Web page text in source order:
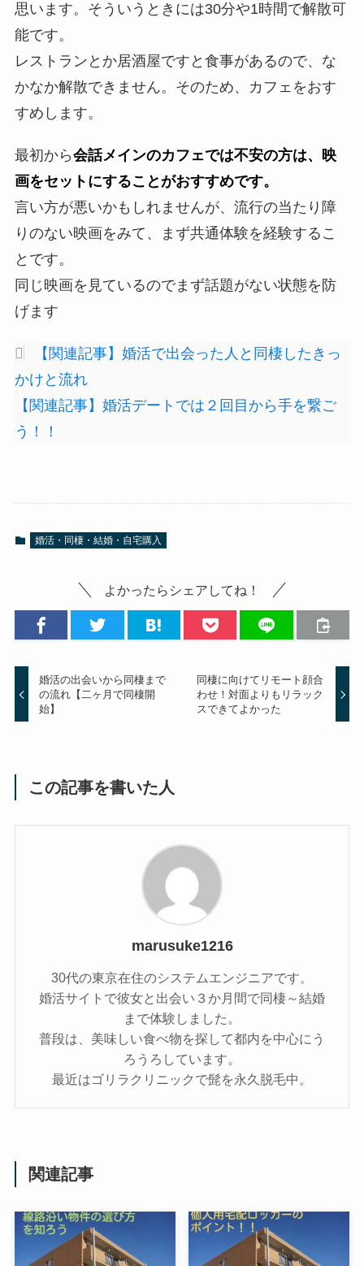
思います。そういうときには30分や1時間で解散可
能です。
レストランとか居酒屋ですと食事があるので、な
かなか解散できません。そのため、カフェをおす
すめします。
最初から会話メインのカフェでは不安の方は、映
画をセットにすることがおすすめです。
言い方が悪いかもしれませんが、流行の当たり障
りのない映画をみて、まず共通体験を経験するこ
とです。
同じ映画を見ているのでまず話題がない状態を防
げます
【関連記事】婚活で出会った人と同棲したきっ
かけと流れ
【関連記事】婚活デートでは２回目から手を繋ご
う！！
婚活・同棲・結婚・自宅購入
よかったらシェアしてね！
婚活の出会いから同棲まで
の流れ【二ヶ月で同棲開
始】
同棲に向けてリモート顔合
わせ！対面よりもリラック
スできてよかった
この記事を書いた人
marusuke1216
30代の東京在住のシステムエンジニアです。
婚活サイトで彼女と出会い３か月間で同棲～結婚
まで体験しました。
普段は、美味しい食べ物を探して都内を中心にう
ろうろしています。
最近はゴリラクリニックで髭を永久脱毛中。
関連記事